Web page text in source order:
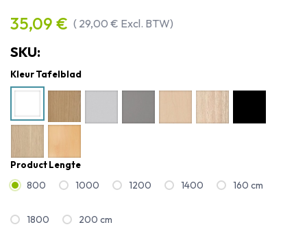
35,09 € ( 29,00 € Excl. BTW)
SKU:
Kleur Tafelblad
Product Lengte
800 1000 1200 1400 160 cm
1800 200 cm